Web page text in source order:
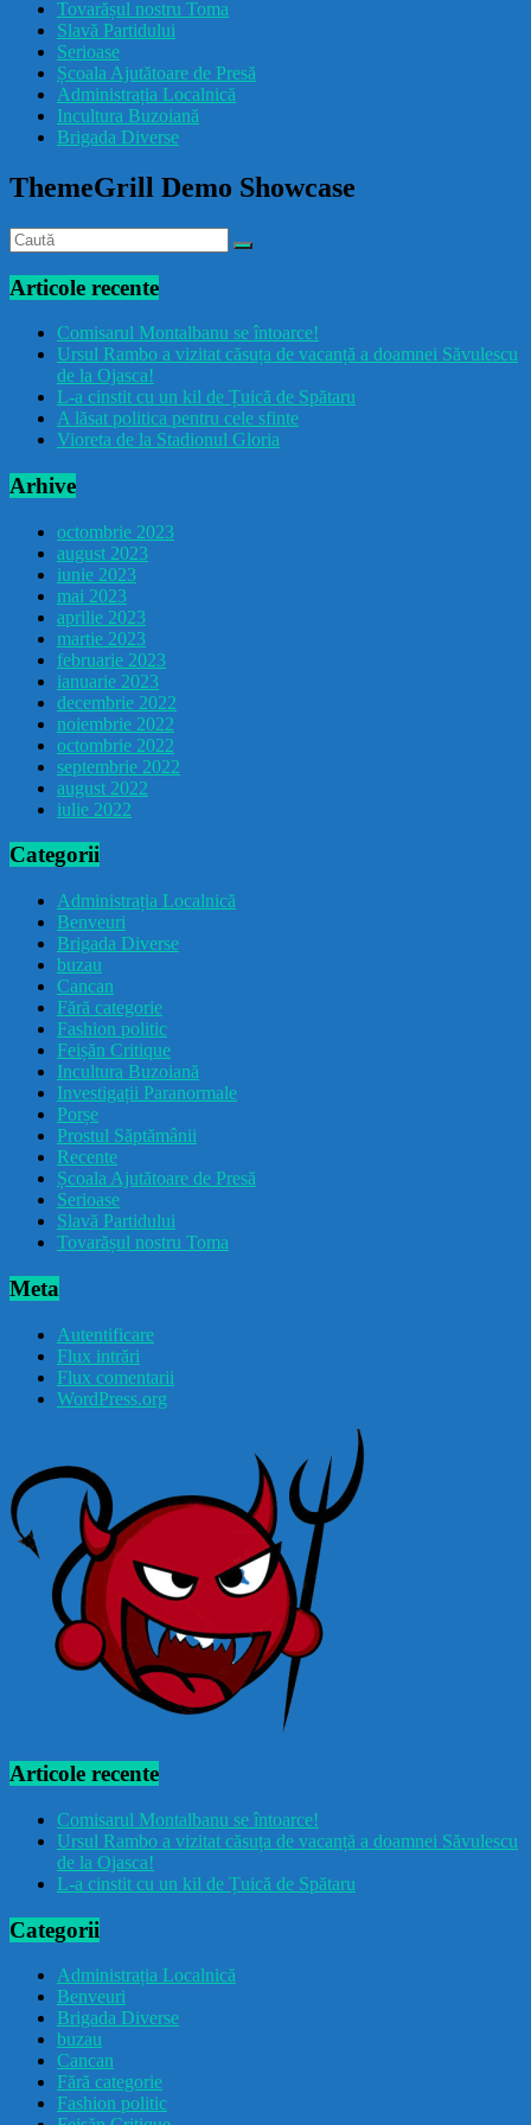
drăcușorulbuzoian
Tovarășul nostru Toma
Slavă Partidului
Serioase
Școala Ajutătoare de Presă
Administrația Localnică
Incultura Buzoiană
Brigada Diverse
ThemeGrill Demo Showcase
Articole recente
Comisarul Montalbanu se întoarce!
Ursul Rambo a vizitat căsuța de vacanță a doamnei Săvulescu
de la Ojasca!
L-a cinstit cu un kil de Țuică de Spătaru
A lăsat politica pentru cele sfinte
Vioreta de la Stadionul Gloria
Arhive
octombrie 2023
august 2023
iunie 2023
mai 2023
aprilie 2023
martie 2023
februarie 2023
ianuarie 2023
decembrie 2022
noiembrie 2022
octombrie 2022
septembrie 2022
august 2022
iulie 2022
Categorii
Administrația Localnică
Benveuri
Brigada Diverse
buzau
Cancan
Fără categorie
Fashion politic
Feișăn Critique
Incultura Buzoiană
Investigații Paranormale
Porșe
Prostul Săptămânii
Recente
Școala Ajutătoare de Presă
Serioase
Slavă Partidului
Tovarășul nostru Toma
Meta
Autentificare
Flux intrări
Flux comentarii
WordPress.org
Articole recente
Comisarul Montalbanu se întoarce!
Ursul Rambo a vizitat căsuța de vacanță a doamnei Săvulescu
de la Ojasca!
L-a cinstit cu un kil de Țuică de Spătaru
Categorii
Administrația Localnică
Benveuri
Brigada Diverse
buzau
Cancan
Fără categorie
Fashion politic